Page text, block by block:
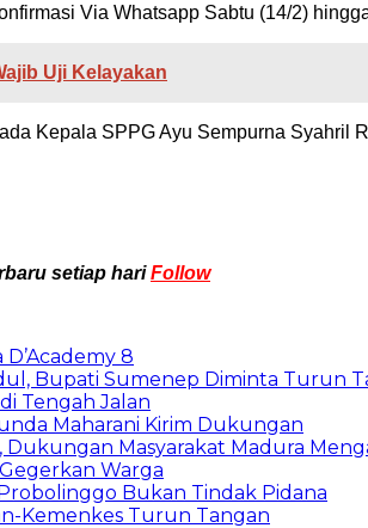
Via Whatsapp Sabtu (14/2)
Uji Kelayakan
Kepala SPPG Ayu Sempurna
setiap hariFollow
8
Bupati Sumenep Diminta Turun
Tengah Jalan
Maharani Kirim Dukungan
Dukungan Masyarakat Madura
Warga
Bukan Tindak Pidana
Kemenkes Turun Tangan